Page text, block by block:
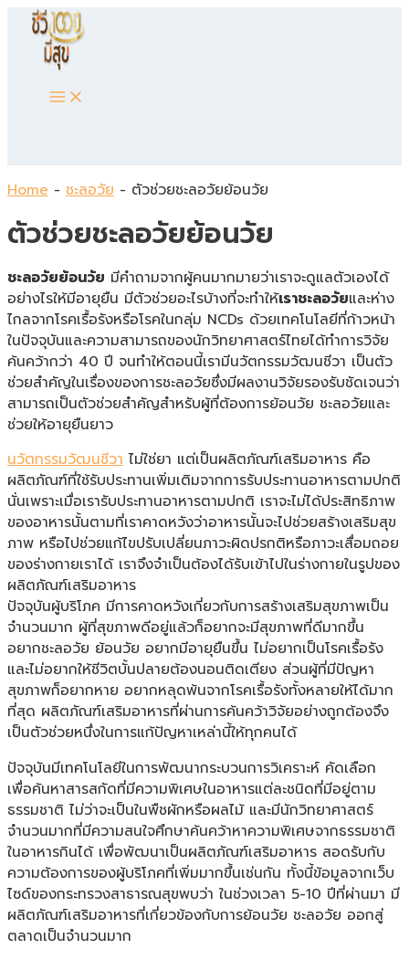
Skip
content
Main
Menu
Home - ชะลอวัย - ตัวช่วยชะลอวัยย้อนวัย
ตัวช่วยชะลอวัยย้อนวัย
ชะลอวัยย้อนวัย มีคำถามจากผู้คนมากมายว่าเราจะดูแลตัวเองได้
อย่างไรให้มีอายุยืน มีตัวช่วยอะไรบ้างที่จะทำให้เราชะลอวัยและห่าง
ไกลจากโรคเรื้อรังหรือโรคในกลุ่ม NCDs ด้วยเทคโนโลยีที่ก้าวหน้า
ในปัจจุบันและความสามารถของนักวิทยาศาสตร์ไทยได้ทำการวิจัย
ค้นคว้ากว่า 40 ปี จนทำให้ตอนนี้เรามีนวัตกรรมวัฒนชีวา เป็นตัว
ช่วยสำคัญในเรื่องของการชะลอวัยซึ่งมีผลงานวิจัยรองรับชัดเจนว่า
สามารถเป็นตัวช่วยสำคัญสำหรับผู้ที่ต้องการย้อนวัย ชะลอวัยและ
ช่วยให้อายุยืนยาว
นวัตกรรมวัฒนชีวา ไม่ใช่ยา แต่เป็นผลิตภัณฑ์เสริมอาหาร คือ
ผลิตภัณฑ์ที่ใช้รับประทานเพิ่มเติมจากการรับประทานอาหารตามปกติ
นั่นเพราะเมื่อเรารับประทานอาหารตามปกติ เราจะไม่ได้ประสิทธิภาพ
ของอาหารนั้นตามที่เราคาดหวังว่าอาหารนั้นจะไปช่วยสร้างเสริมสุข
ภาพ หรือไปช่วยแก้ไขปรับเปลี่ยนภาวะผิดปรกติหรือภาวะเสื่อมถอย
ของร่างกายเราได้ เราจึงจำเป็นต้องได้รับเข้าไปในร่างกายในรูปของ
ผลิตภัณฑ์เสริมอาหาร
ปัจจุบันผู้บริโภค มีการคาดหวังเกี่ยวกับการสร้างเสริมสุขภาพเป็น
จำนวนมาก ผู้ที่สุขภาพดีอยู่แล้วก็อยากจะมีสุขภาพที่ดีมากขึ้น
อยากชะลอวัย ย้อนวัย อยากมีอายุยืนขึ้น ไม่อยากเป็นโรคเรื้อรัง
และไม่อยากให้ชีวิตบั้นปลายต้องนอนติดเตียง ส่วนผู้ที่มีปัญหา
สุขภาพก็อยากหาย อยากหลุดพ้นจากโรคเรื้อรังทั้งหลายให้ได้มาก
ที่สุด ผลิตภัณฑ์เสริมอาหารที่ผ่านการค้นคว้าวิจัยอย่างถูกต้องจึง
เป็นตัวช่วยหนึ่งในการแก้ปัญหาเหล่านี้ให้ทุกคนได้
ปัจจุบันมีเทคโนโลยีในการพัฒนากระบวนการวิเคราะห์ คัดเลือก
เพื่อค้นหาสารสกัดที่มีความพิเศษในอาหารแต่ละชนิดที่มีอยู่ตาม
ธรรมชาติ ไม่ว่าจะเป็นในพืชผักหรือผลไม้ และมีนักวิทยาศาสตร์
จำนวนมากที่มีความสนใจศึกษาค้นคว้าหาความพิเศษจากธรรมชาติ
ในอาหารกินได้ เพื่อพัฒนาเป็นผลิตภัณฑ์เสริมอาหาร สอดรับกับ
ความต้องการของผู้บริโภคที่เพิ่มมากขึ้นเช่นกัน ทั้งนี้ข้อมูลจากเว็บ
ไซด์ของกระทรวงสาธารณสุขพบว่า ในช่วงเวลา 5-10 ปีที่ผ่านมา มี
ผลิตภัณฑ์เสริมอาหารที่เกี่ยวข้องกับการย้อนวัย ชะลอวัย ออกสู่
ตลาดเป็นจำนวนมาก